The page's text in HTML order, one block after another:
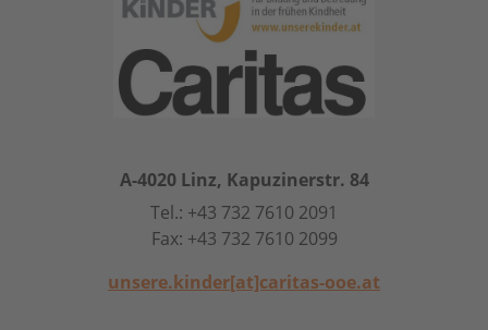
A-4020 Linz, Kapuzinerstr. 84
Tel.: +43 732 7610 2091
Fax: +43 732 7610 2099
unsere.kinder[at]caritas-ooe.at